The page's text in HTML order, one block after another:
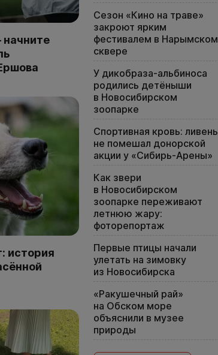
история
Сезон «Кино на траве»
закроют ярким
фестивалем в Нарымском
сквере
У дикобраза-альбиноса
родились детёныши
в Новосибирском
зоопарке
Спортивная кровь: ливень
не помешал донорской
акции у «Сибирь-Арены»
Как звери
в Новосибирском
зоопарке переживают
летнюю жару:
фоторепортаж
Первые птицы начали
улетать на зимовку
из Новосибирска
«Ракушечный рай»
на Обском море
объяснили в музее
природы